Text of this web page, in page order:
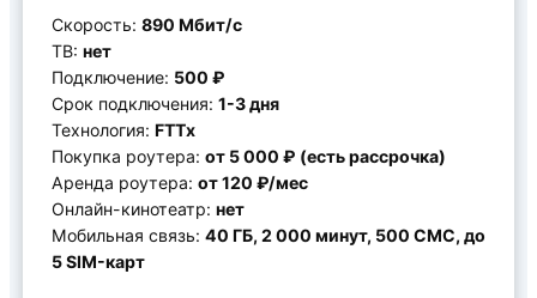
Скорость: 890 Мбит/с
ТВ: нет
Подключение: 500 ₽
Срок подключения: 1-3 дня
Технология: FTTx
Покупка роутера: от 5 000 ₽ (есть рассрочка)
Аренда роутера: от 120 ₽/мес
Онлайн-кинотеатр: нет
Мобильная связь: 40 ГБ, 2 000 минут, 500 СМС, до
5 SIM-карт